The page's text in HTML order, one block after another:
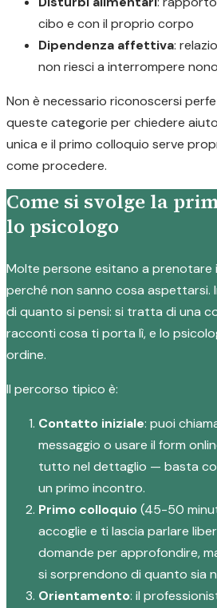
cibo e con il proprio corpo
Dipendenza affettiva:
non riesci a interrompere
Non è necessario riconoscersi
queste categorie per chiedere
unica e il primo colloquio serve
come procedere.
Come si svolge la
lo psicologo
Molte persone esitano a prenotare
perché non sanno cosa aspettarsi.
di quanto si pensi: si tratta di una
racconti cosa ti porta lì, e lo
ordine.
Il percorso tipico è:
Contatto iniziale: puoi
messaggio o usare il form
tutto nel dettaglio — basta
un primo incontro.
Primo colloquio(45-50
accoglie e ti lascia parlare
domande per approfondire,
si sorprendono di quanto sia
Orientamento: il